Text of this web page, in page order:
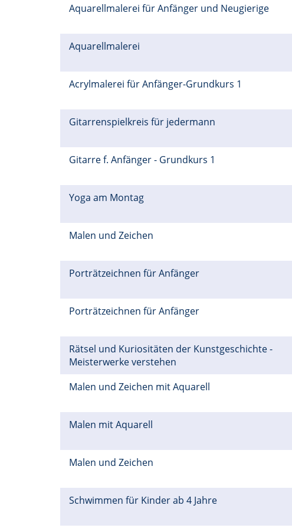
Aquarellmalerei für Anfänger und Neugierige
Aquarellmalerei
Acrylmalerei für Anfänger-Grundkurs 1
Gitarrenspielkreis für jedermann
Gitarre f. Anfänger - Grundkurs 1
Yoga am Montag
Malen und Zeichen
Porträtzeichnen für Anfänger
Porträtzeichnen für Anfänger
Rätsel und Kuriositäten der Kunstgeschichte -
Meisterwerke verstehen
Malen und Zeichen mit Aquarell
Malen mit Aquarell
Malen und Zeichen
Schwimmen für Kinder ab 4 Jahre